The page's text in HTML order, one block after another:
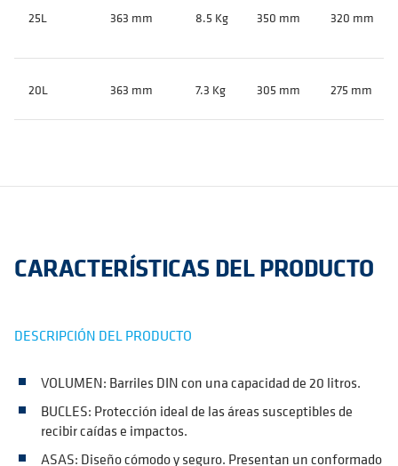
25L 363 mm 8.5 Kg 350 mm 320 mm
20L 363 mm 7.3 Kg 305 mm 275 mm
CARACTERÍSTICAS DEL PRODUCTO
DESCRIPCIÓN DEL PRODUCTO
VOLUMEN: Barriles DIN con una capacidad de 20 litros.
BUCLES: Protección ideal de las áreas susceptibles de
recibir caídas e impactos.
ASAS: Diseño cómodo y seguro. Presentan un conformado